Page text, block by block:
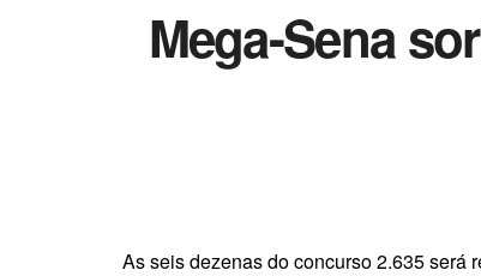
Mega-Sena
As seis dezenas do concurso 2.635 será